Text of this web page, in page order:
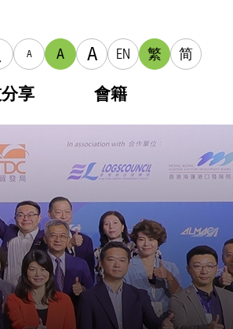
A A A EN 繁 简
享 會籍